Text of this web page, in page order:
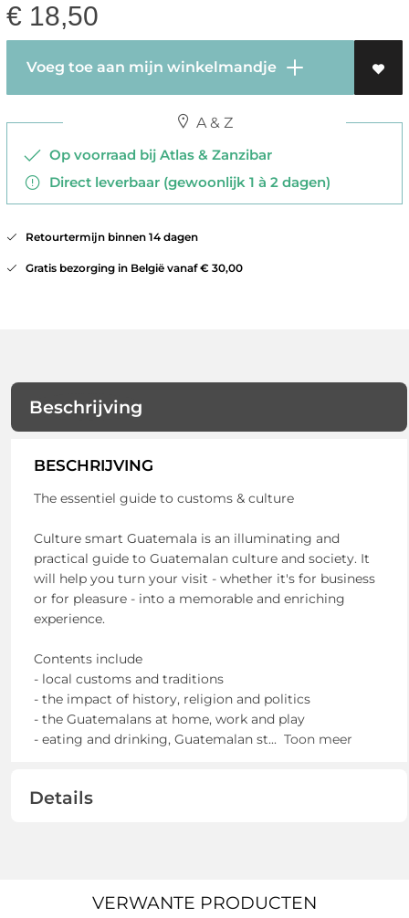
€ 18,50
Voeg toe aan mijn winkelmandje
A & Z
Op voorraad bij Atlas & Zanzibar
Direct leverbaar (gewoonlijk 1 à 2 dagen)
Retourtermijn binnen 14 dagen
Gratis bezorging in België vanaf € 30,00
Beschrijving
BESCHRIJVING
The essentiel guide to customs & culture
Culture smart Guatemala is an illuminating and
practical guide to Guatemalan culture and society. It
will help you turn your visit - whether it's for business
or for pleasure - into a memorable and enriching
experience.
Contents include
- local customs and traditions
- the impact of history, religion and politics
- the Guatemalans at home, work and play
- eating and drinking, Guatemalan st... Toon meer
Details
VERWANTE PRODUCTEN